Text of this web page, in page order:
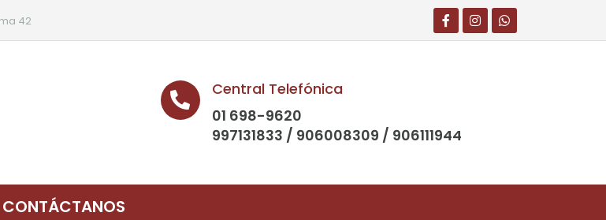
42
Central Telefónica
01 698-9620
997131833 / 906008309 / 906111944
CONTÁCTANOS